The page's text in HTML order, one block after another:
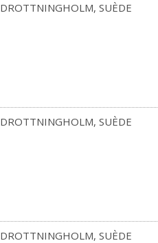
DROTTNINGHOLM, SUÈDE
DROTTNINGHOLM, SUÈDE
DROTTNINGHOLM, SUÈDE